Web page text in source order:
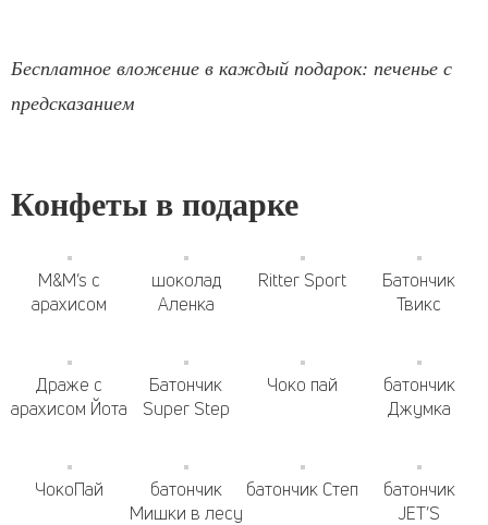
Бесплатное вложение в каждый подарок: печенье с
предсказанием
Конфеты в подарке
M&M’s с
арахисом
шоколад
Аленка
Ritter Sport
Батончик
Твикс
Драже с
арахисом Йота
Батончик
Super Step
Чоко пай
батончик
Джумка
ЧокоПай
батончик
Мишки в лесу
батончик Степ
батончик
JET’S